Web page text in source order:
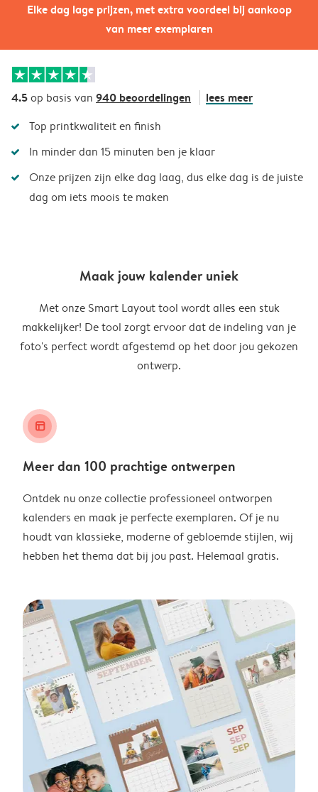
Elke dag lage prijzen, met extra voordeel bij aankoop
van meer exemplaren
4.5op basis van 940 beoordelingen lees meer
Top printkwaliteit en finish
In minder dan 15 minuten ben je klaar
Onze prijzen zijn elke dag laag, dus elke dag is de juiste
dag om iets moois te maken
Maak jouw kalender uniek
Met onze Smart Layout tool wordt alles een stuk
makkelijker! De tool zorgt ervoor dat de indeling van je
foto's perfect wordt afgestemd op het door jou gekozen
ontwerp.
layout_alt
Meer dan 100 prachtige ontwerpen
Ontdek nu onze collectie professioneel ontworpen
kalenders en maak je perfecte exemplaren. Of je nu
houdt van klassieke, moderne of gebloemde stijlen, wij
hebben het thema dat bij jou past. Helemaal gratis.